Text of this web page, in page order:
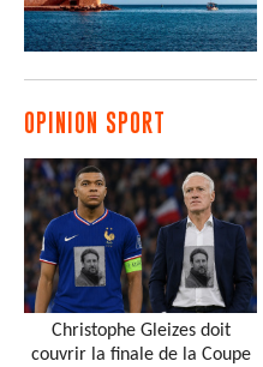
OPINION SPORT
Christophe Gleizes doit
couvrir la finale de la Coupe